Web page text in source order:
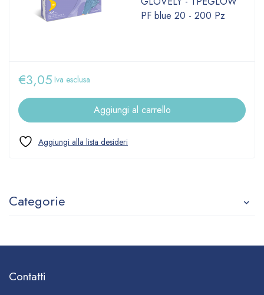
Categorie
PF blue 20 - 200 Pz
€3,05 Iva esclusa
Aggiungi al carrello
Contatti